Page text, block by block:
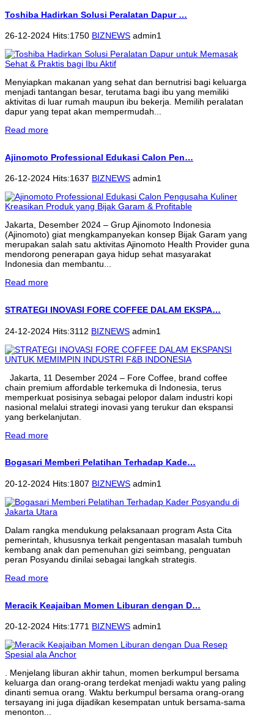
Toshiba Hadirkan Solusi Peralatan Dapur …
26-12-2024 Hits:1750 BIZNEWS admin1
Menyiapkan makanan yang sehat dan bernutrisi bagi keluarga
menjadi tantangan besar, terutama bagi ibu yang memiliki
aktivitas di luar rumah maupun ibu bekerja. Memilih peralatan
dapur yang tepat akan mempermudah...
Read more
Ajinomoto Professional Edukasi Calon Pen…
26-12-2024 Hits:1637 BIZNEWS admin1
Jakarta, Desember 2024 – Grup Ajinomoto Indonesia
(Ajinomoto) giat mengkampanyekan konsep Bijak Garam yang
merupakan salah satu aktivitas Ajinomoto Health Provider guna
mendorong penerapan gaya hidup sehat masyarakat
Indonesia dan membantu...
Read more
STRATEGI INOVASI FORE COFFEE DALAM EKSPA…
24-12-2024 Hits:3112 BIZNEWS admin1
Jakarta, 11 Desember 2024 – Fore Coffee, brand coffee
chain premium affordable terkemuka di Indonesia, terus
memperkuat posisinya sebagai pelopor dalam industri kopi
nasional melalui strategi inovasi yang terukur dan ekspansi
yang berkelanjutan.
Read more
Bogasari Memberi Pelatihan Terhadap Kade…
20-12-2024 Hits:1807 BIZNEWS admin1
Dalam rangka mendukung pelaksanaan program Asta Cita
pemerintah, khususnya terkait pengentasan masalah tumbuh
kembang anak dan pemenuhan gizi seimbang, penguatan
peran Posyandu dinilai sebagai langkah strategis.
Read more
Meracik Keajaiban Momen Liburan dengan D…
20-12-2024 Hits:1771 BIZNEWS admin1
. Menjelang liburan akhir tahun, momen berkumpul bersama
keluarga dan orang-orang terdekat menjadi waktu yang paling
dinanti semua orang. Waktu berkumpul bersama orang-orang
tersayang ini juga dijadikan kesempatan untuk bersama-sama
menonton...